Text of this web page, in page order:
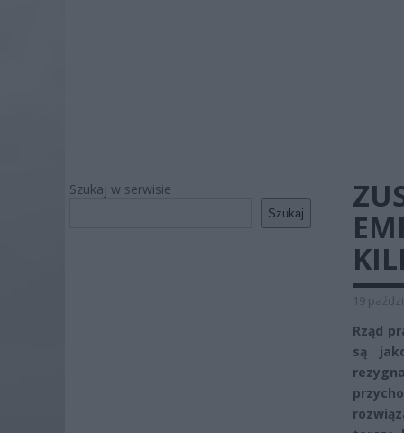
Szukaj w serwisie
Szukaj
19
Rząd
są